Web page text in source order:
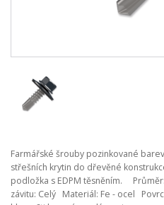
Farmářské šrouby pozinkované
střešních krytin do dřevěné
podložka s EDPM těsněním.
závitu: Celý Materiál: Fe - ocel